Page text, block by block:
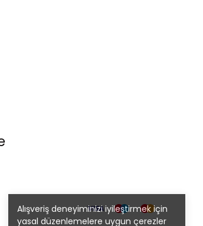
Alışveriş deneyiminizi iyileştirmek için
yasal düzenlemelere uygun çerezler